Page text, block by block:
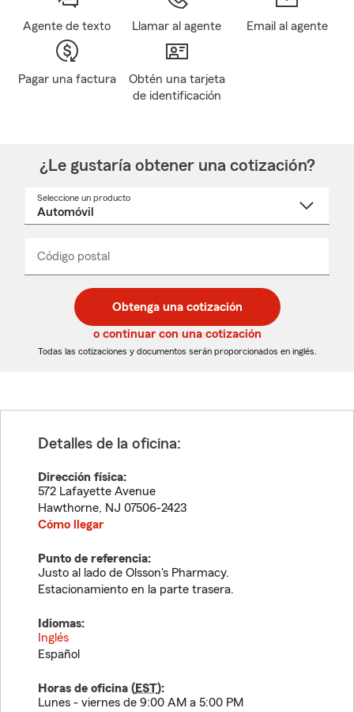
Agente de texto Llamar al agente Email al agente
Pagar una factura
Obtén una tarjeta
de identificación
¿Le gustaría obtener una cotización?
Seleccione un producto
desplegable
Código postal
de
5
dígitos
de
5
dígitos
_____
Obtenga una cotización
o continuar con una cotización
Todas las cotizaciones y documentos serán proporcionados en inglés.
Detalles de la oficina:
Dirección física:
572 Lafayette Avenue
Hawthorne, NJ 07506-2423
Cómo llegar
Punto de referencia:
Justo al lado de Olsson's Pharmacy.
Estacionamiento en la parte trasera.
Idiomas:
Inglés
Español
Horas de oficina (EST):
Lunes - viernes de 9:00 AM a 5:00 PM